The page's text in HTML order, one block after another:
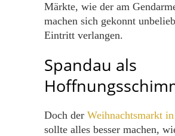
Märkte, wie der am
machen sich gekonnt
Eintritt verlangen.
Spandau als
Doch der Weihnachtsmarkt
sollte alles besser machen,